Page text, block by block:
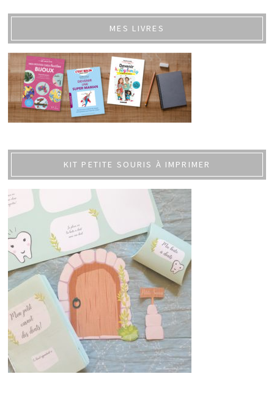
MES LIVRES
KIT PETITE SOURIS À IMPRIMER